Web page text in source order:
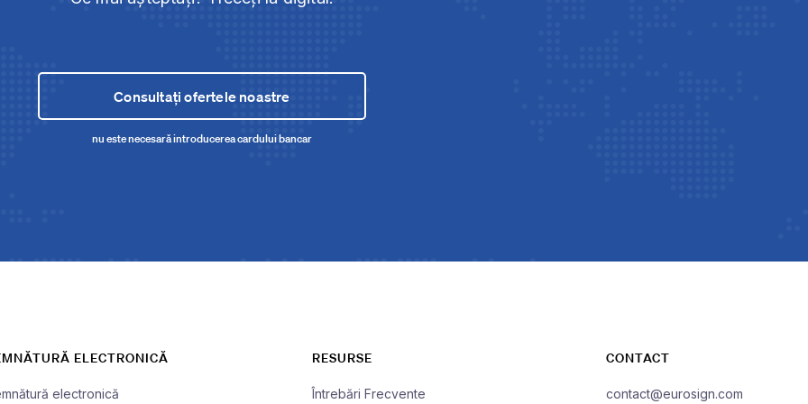
Consultați ofertele noastre
nu este necesară introducerea cardului bancar
ELECTRONICĂ
electronică
RESURSE
Întrebări Frecvente
CONTACT
contact@eurosign.com